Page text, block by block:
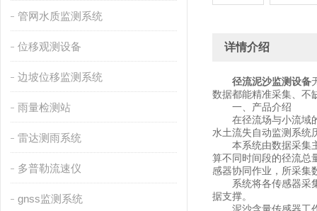
管网水质监测系统
位移观测设备
边坡位移监测系统
雨量检测站
雷达测雨系统
多普勒流速仪
gnss监测系统
详情介绍
径流泥沙监测设备
数据都能精准采集、不
一、产品介绍
在径流场与小流域的
水土流失自动监测系统
本系统由数据采集主
算不同时间段的径流总
感器协同作业，所采集
系统将各传感器采集
据支撑。